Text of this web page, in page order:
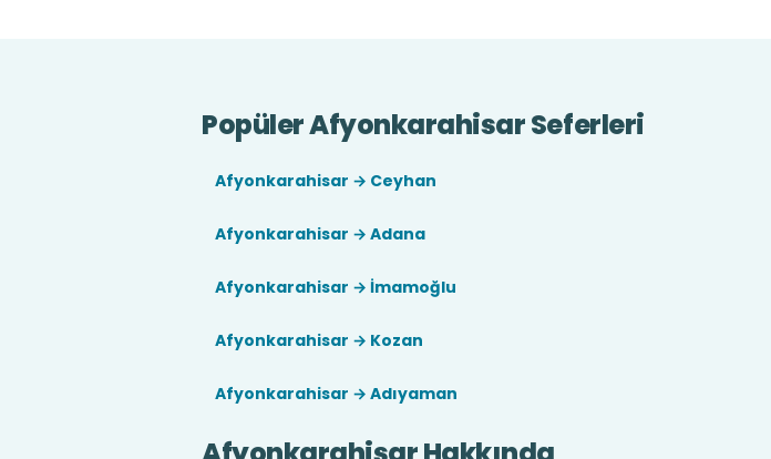
Popüler Afyonkarahisar Seferleri
Afyonkarahisar → Ceyhan
Afyonkarahisar → Adana
Afyonkarahisar → İmamoğlu
Afyonkarahisar → Kozan
Afyonkarahisar → Adıyaman